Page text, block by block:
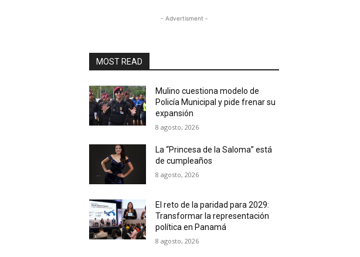
- Advertisment -
MOST READ
Mulino cuestiona modelo de
Policía Municipal y pide frenar su
expansión
8 agosto, 2026
La “Princesa de la Saloma” está
de cumpleaños
8 agosto, 2026
El reto de la paridad para 2029:
Transformar la representación
política en Panamá
8 agosto, 2026